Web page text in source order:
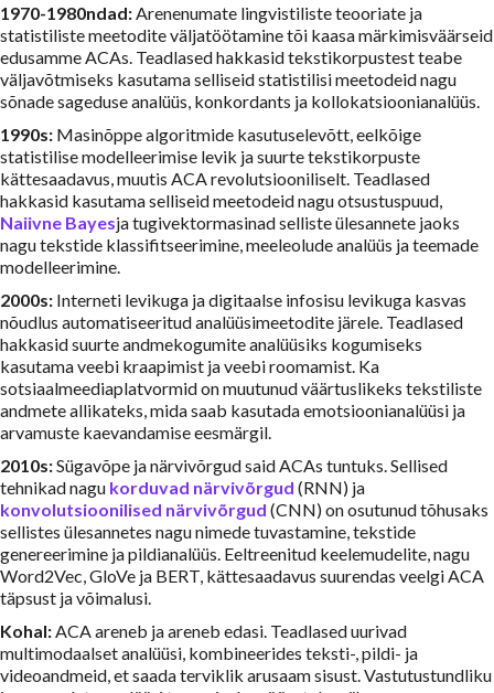
1970-1980ndad:Arenenumate lingvistiliste teooriate ja
statistiliste meetodite väljatöötamine tõi kaasa märkimisväärseid
edusamme ACAs. Teadlased hakkasid tekstikorpustest teabe
väljavõtmiseks kasutama selliseid statistilisi meetodeid nagu
sõnade sageduse analüüs, konkordants ja kollokatsioonianalüüs.
1990s: Masinõppe algoritmide kasutuselevõtt, eelkõige
statistilise modelleerimise levik ja suurte tekstikorpuste
kättesaadavus, muutis ACA revolutsiooniliselt. Teadlased
hakkasid kasutama selliseid meetodeid nagu otsustuspuud,
Naiivne Bayesja tugivektormasinad selliste ülesannete jaoks
nagu tekstide klassifitseerimine, meeleolude analüüs ja teemade
modelleerimine.
2000s: Interneti levikuga ja digitaalse infosisu levikuga kasvas
nõudlus automatiseeritud analüüsimeetodite järele. Teadlased
hakkasid suurte andmekogumite analüüsiks kogumiseks
kasutama veebi kraapimist ja veebi roomamist. Ka
sotsiaalmeediaplatvormid on muutunud väärtuslikeks tekstiliste
andmete allikateks, mida saab kasutada emotsioonianalüüsi ja
arvamuste kaevandamise eesmärgil.
2010s:Sügavõpe ja närvivõrgud said ACAs tuntuks. Sellised
tehnikad nagu korduvad närvivõrgud (RNN) ja
konvolutsioonilised närvivõrgud (CNN) on osutunud tõhusaks
sellistes ülesannetes nagu nimede tuvastamine, tekstide
genereerimine ja pildianalüüs. Eeltreenitud keelemudelite, nagu
Word2Vec, GloVe ja BERT, kättesaadavus suurendas veelgi ACA
täpsust ja võimalusi.
Kohal:ACA areneb ja areneb edasi. Teadlased uurivad
multimodaalset analüüsi, kombineerides teksti-, pildi- ja
videoandmeid, et saada terviklik arusaam sisust. Vastutustundliku